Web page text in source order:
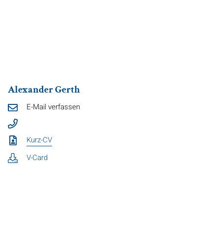
Alexander Gerth
E-Mail verfassen
Kurz-CV
V-Card